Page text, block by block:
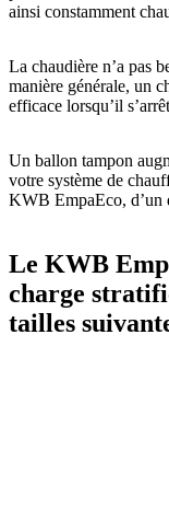
ainsi constamment
La chaudière n’a pas
manière générale, un
efficace lorsqu’il
Un ballon tampon
votre système de
KWB EmpaEco, d’un
Le KWB
charge
tailles